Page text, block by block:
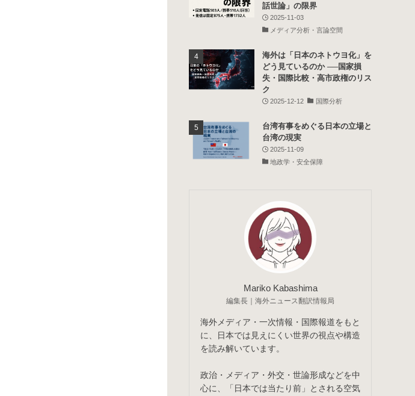
話世論」の限界
2025-11-03
メディア分析・言論空間
海外は「日本のネトウヨ化」を
どう見ているのか ──国家損
失・国際比較・高市政権のリス
ク
2025-12-12 国際分析
台湾有事をめぐる日本の立場と
台湾の現実
2025-11-09
地政学・安全保障
Mariko Kabashima
編集長｜海外ニュース翻訳情報局
海外メディア・一次情報・国際報道をもと
に、日本では見えにくい世界の視点や構造
を読み解いています。
政治・メディア・外交・世論形成などを中
心に、「日本では当たり前」とされる空気